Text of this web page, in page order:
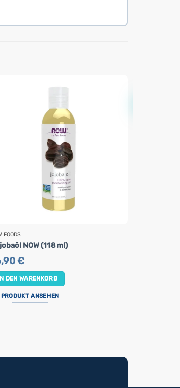
FOODS
NOW (118 ml)
€
DEN WARENKORB
PRODUKT ANSEHEN